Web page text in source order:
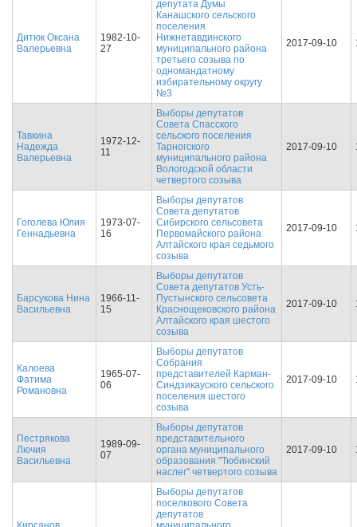
Дитюк Оксана
Валерьевна
1982-10-
27
депутата Думы
Канашского сельского
поселения
Нижнетавдинского
муниципального района
третьего созыва по
одномандатному
избирательному округу
№3
2017-09-10
Тавкина
Надежда
Валерьевна
1972-12-
11
Выборы депутатов
Совета Спасского
сельского поселения
Тарногского
муниципального района
Вологодской области
четвертого созыва
2017-09-10
Гоголева Юлия
Геннадьевна
1973-07-
16
Выборы депутатов
Совета депутатов
Сибирского сельсовета
Первомайского района
Алтайского края седьмого
созыва
2017-09-10
Барсукова Нина
Васильевна
1966-11-
15
Выборы депутатов
Совета депутатов Усть-
Пустынского сельсовета
Краснощековского района
Алтайского края шестого
созыва
2017-09-10
Калоева
Фатима
Романовна
1965-07-
06
Выборы депутатов
Собрания
представителей Карман-
Синдзикауского сельского
поселения шестого
созыва
2017-09-10
Пестрякова
Лючия
Васильевна
1989-09-
07
Выборы депутатов
представительного
органа муниципального
образования "Тюбинский
наслег" четвертого созыва
2017-09-10
Выборы депутатов
поселкового Совета
депутатов